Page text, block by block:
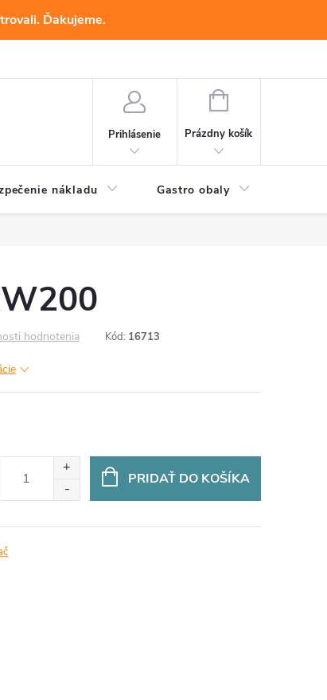
Ďakujeme.
Prihlásenie
NÁKUPNÝ
Prázdny košík
nákladu Gastro obaly
hodnotenia Kód: 16713
PRIDAŤ DO KOŠÍKA